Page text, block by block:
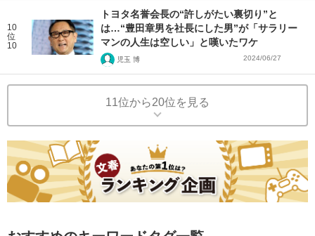
10
位
10
トヨタ名誉会長の“許しがたい裏切り”と
は…“豊田章男を社長にした男”が「サラリー
マンの人生は空しい」と嘆いたワケ
児玉 博 2024/06/27
11位から20位を見る